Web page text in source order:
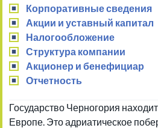
Корпоративные сведения
Акции и уставный капитал
Налогообложение
Структура компании
Акционер и бенефициар
Отчетность
Государство Черногория
Европе. Это адриатическое